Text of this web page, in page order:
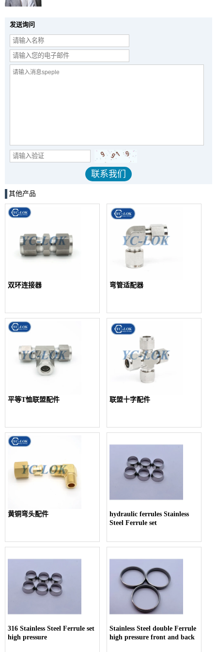
发送询问
其他产品
双环连接器 弯管适配器
平等T恤联盟配件 联盟十字配件
黄铜弯头配件
hydraulic ferrules Stainless
Steel Ferrule set
316 Stainless Steel Ferrule set
high pressure
Stainless Steel double Ferrule
high pressure front and back